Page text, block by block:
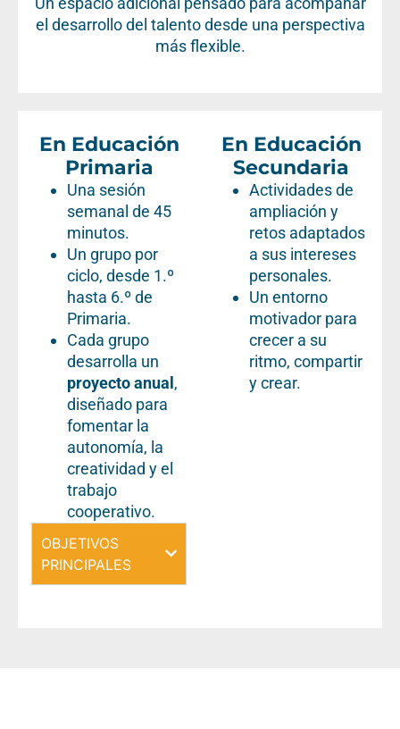
el desarrollo del talento desde una perspectiva
más flexible.
En Educación
Primaria
Una sesión
semanal de 45
minutos.
Un grupo por
ciclo, desde 1.º
hasta 6.º de
Primaria.
Cada grupo
desarrolla un
proyecto anual,
diseñado para
fomentar la
autonomía, la
creatividad y el
trabajo
cooperativo.
OBJETIVOS
PRINCIPALES
En Educación
Secundaria
Actividades de
ampliación y
retos adaptados
a sus intereses
personales.
Un entorno
motivador para
crecer a su
ritmo, compartir
y crear.